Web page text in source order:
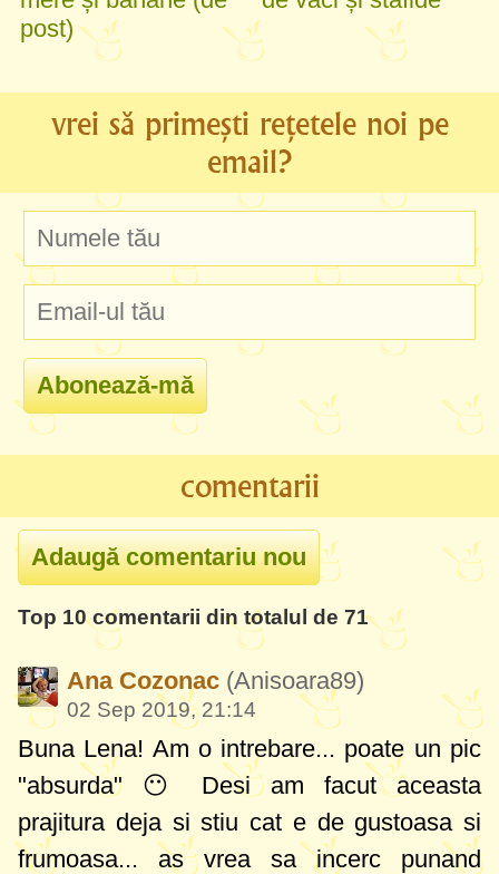
post)
vrei să primești rețetele noi pe
email?
comentarii
Top 10 comentarii din totalul de 71
Ana Cozonac (Anisoara89)
02 Sep 2019, 21:14
Buna Lena! Am o intrebare... poate un pic
"absurda" 😶 Desi am facut aceasta
prajitura deja si stiu cat e de gustoasa si
frumoasa... as vrea sa incerc punand